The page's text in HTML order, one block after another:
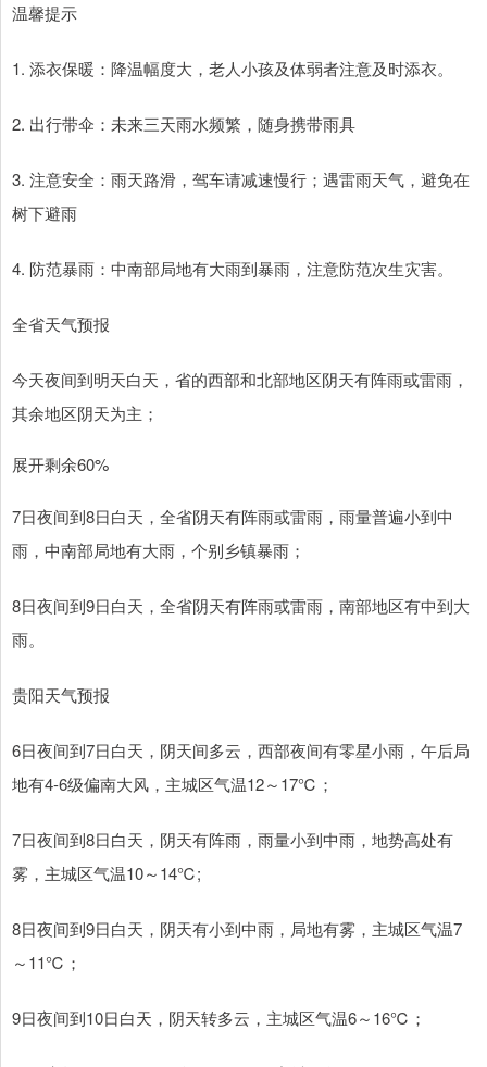
温馨提示
1. 添衣保暖：降温幅度大，老人小孩及体弱者注意及时添衣。
2. 出行带伞：未来三天雨水频繁，随身携带雨具
3. 注意安全：雨天路滑，驾车请减速慢行；遇雷雨天气，避免在
树下避雨
4. 防范暴雨：中南部局地有大雨到暴雨，注意防范次生灾害。
全省天气预报
今天夜间到明天白天，省的西部和北部地区阴天有阵雨或雷雨，
其余地区阴天为主；
展开剩余60%
7日夜间到8日白天，全省阴天有阵雨或雷雨，雨量普遍小到中
雨，中南部局地有大雨，个别乡镇暴雨；
8日夜间到9日白天，全省阴天有阵雨或雷雨，南部地区有中到大
雨。
贵阳天气预报
6日夜间到7日白天，阴天间多云，西部夜间有零星小雨，午后局
地有4-6级偏南大风，主城区气温12～17℃；
7日夜间到8日白天，阴天有阵雨，雨量小到中雨，地势高处有
雾，主城区气温10～14℃;
8日夜间到9日白天，阴天有小到中雨，局地有雾，主城区气温7
～11℃；
9日夜间到10日白天，阴天转多云，主城区气温6～16℃；